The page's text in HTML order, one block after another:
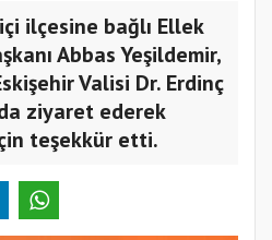
ilçesine bağlı Ellek
Abbas Yeşildemir,
Valisi Dr. Erdinç
ziyaret ederek
teşekkür etti.